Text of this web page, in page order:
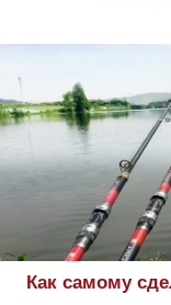
Как самому